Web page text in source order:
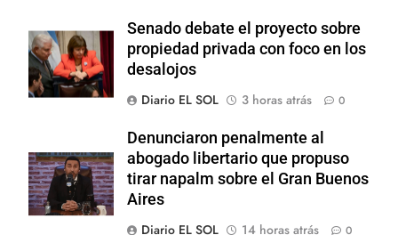
Senado debate el proyecto sobre
propiedad privada con foco en los
desalojos
Diario EL SOL
3 horas atrás 0
Denunciaron penalmente al
abogado libertario que propuso
tirar napalm sobre el Gran Buenos
Aires
Diario EL SOL
14 horas atrás 0